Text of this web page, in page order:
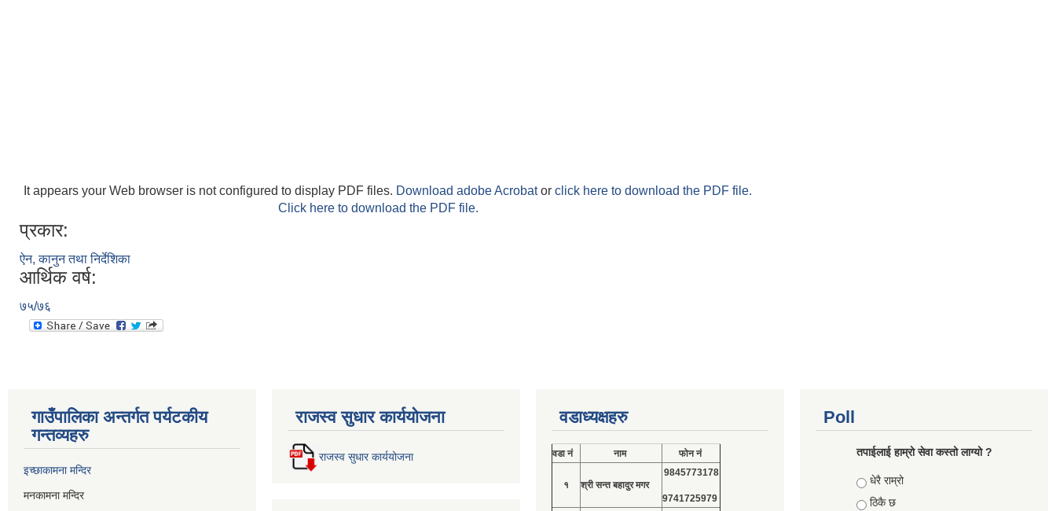
It appears your Web browser is not configured to display PDF files. Download adobe Acrobator click here to download the PDF file.
Click here to download the PDF file.
प्रकार:
ऐन, कानुन तथा निर्देशिका
आर्थिक वर्ष:
७५/७६
गाउँपालिका अन्तर्गत पर्यटकीय
गन्तव्यहरु
इच्छाकामना मन्दिर
मनकामना मन्दिर
राजस्व सुधार कार्ययोजना
राजस्व सुधार कार्ययोजना
वडाध्यक्षहरु
वडा नं नाम फोन नं
१ श्री सन्त बहादुर मगर
9845773178
9741725979
Poll
तपाईलाई हाम्रो सेवा कस्तो लाग्यो ?
Choices
धेरै राम्रो
ठिकै छ